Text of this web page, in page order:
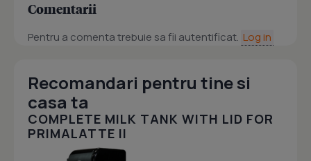
Comentarii
Pentru a comenta trebuie sa fii autentificat. Log in
Recomandari pentru tine si
casa ta
COMPLETE MILK TANK WITH LID FOR
PRIMALATTE II